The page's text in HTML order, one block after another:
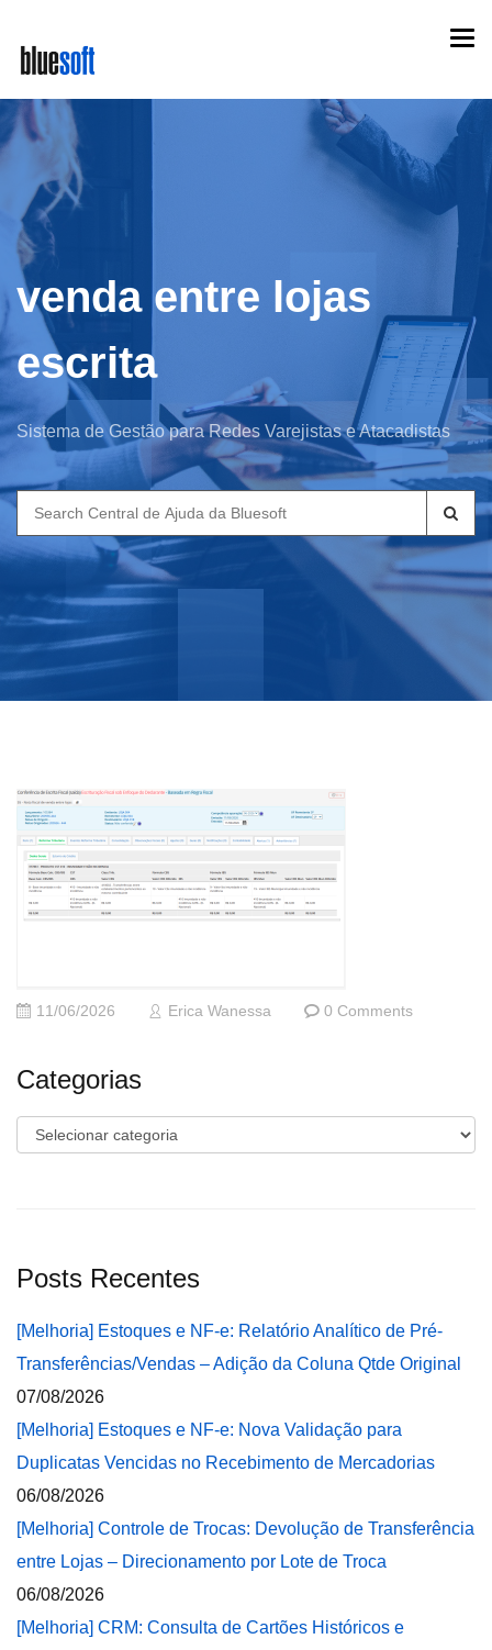
main
content
venda entre lojas
escrita
Sistema de Gestão para Redes Varejistas e Atacadistas
Search
for:
11/06/2026 Erica Wanessa 0 Comments
Categorias
Categorias
Posts Recentes
[Melhoria] Estoques e NF-e: Relatório Analítico de Pré-
Transferências/Vendas – Adição da Coluna Qtde Original
07/08/2026
[Melhoria] Estoques e NF-e: Nova Validação para
Duplicatas Vencidas no Recebimento de Mercadorias
06/08/2026
[Melhoria] Controle de Trocas: Devolução de Transferência
entre Lojas – Direcionamento por Lote de Troca
06/08/2026
[Melhoria] CRM: Consulta de Cartões Históricos e